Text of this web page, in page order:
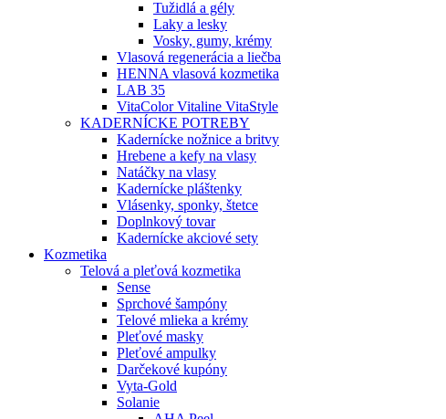
Tužidlá a gély
Laky a lesky
Vosky, gumy, krémy
Vlasová regenerácia a liečba
HENNA vlasová kozmetika
LAB 35
VitaColor Vitaline VitaStyle
KADERNÍCKE POTREBY
Kadernícke nožnice a britvy
Hrebene a kefy na vlasy
Natáčky na vlasy
Kadernícke pláštenky
Vlásenky, sponky, štetce
Doplnkový tovar
Kadernícke akciové sety
Kozmetika
Telová a pleťová kozmetika
Sense
Sprchové šampóny
Telové mlieka a krémy
Pleťové masky
Pleťové ampulky
Darčekové kupóny
Vyta-Gold
Solanie